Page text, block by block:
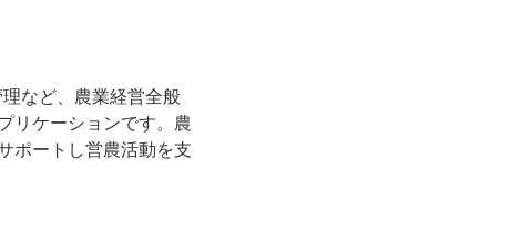
など、農業経営全般
リケーションです。農
ポートし営農活動を支